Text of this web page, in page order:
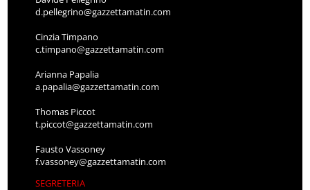
d.pellegrino@gazzettamatin.com
Cinzia Timpano
c.timpano@gazzettamatin.com
Arianna Papalia
a.papalia@gazzettamatin.com
Thomas Piccot
t.piccot@gazzettamatin.com
Fausto Vassoney
f.vassoney@gazzettamatin.com
SEGRETERIA